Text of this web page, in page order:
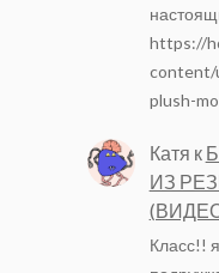
https://
content/
plush-
Катя к
ИЗ
Класс!!